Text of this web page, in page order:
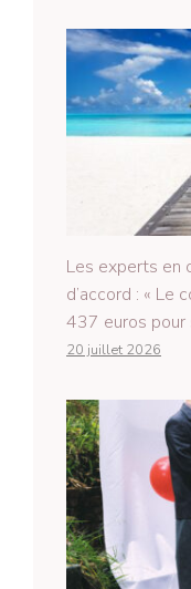
Les experts en
d’accord : « Le
437 euros pour
20 juillet 2026